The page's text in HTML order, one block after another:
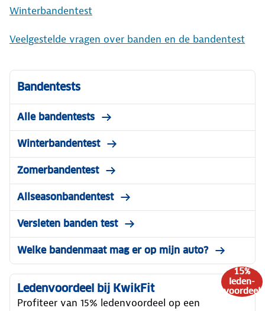
Winterbandentest
Veelgestelde vragen over banden en de bandentest
Bandentests
Alle bandentests
Winterbandentest
Zomerbandentest
Allseasonbandentest
Versleten banden test
Welke bandenmaat mag er op mijn auto?
15%
leden-
voordeel
Ledenvoordeel bij KwikFit
Profiteer van 15% ledenvoordeel op een